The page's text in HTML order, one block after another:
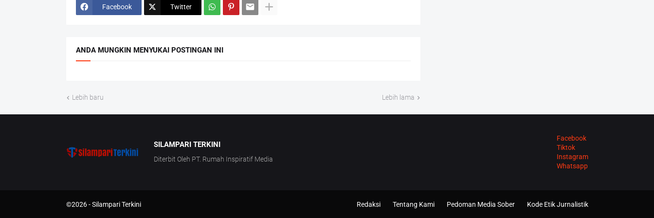
Facebook Twitter
ANDA MUNGKIN MENYUKAI POSTINGAN INI
Lebih baru Lebih lama
SILAMPARI TERKINI
Diterbit Oleh PT. Rumah Inspiratif Media
Facebook
Tiktok
Instagram
Whatsapp
©2026 -Silampari Terkini Redaksi Tentang Kami Pedoman Media Sober Kode Etik Jurnalistik